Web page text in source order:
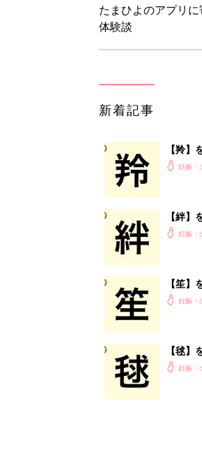
たまひよのアプリ
体験談
新着記事
【羚
妊娠・
【絆
妊娠・
【笙
妊娠・
【毬
妊娠・